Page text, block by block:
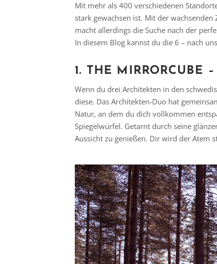
Mit mehr als 400 verschiedenen
stark gewachsen ist. Mit der
macht allerdings die Suche nach der
In diesem Blog kannst du die 6 – nach
1. THE MIRRORCUBE
Wenn du drei Architekten in den
diese. Das Architekten-Duo hat
Natur, an dem du dich vollkommen
Spiegelwürfel. Getarnt durch seine
Aussicht zu genießen. Dir wird der Atem